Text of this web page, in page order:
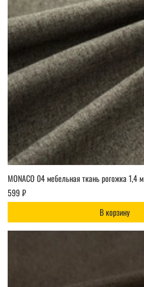
MONACO 04 мебельная ткань рогожка 1,4 м
599 ₽
В корзину